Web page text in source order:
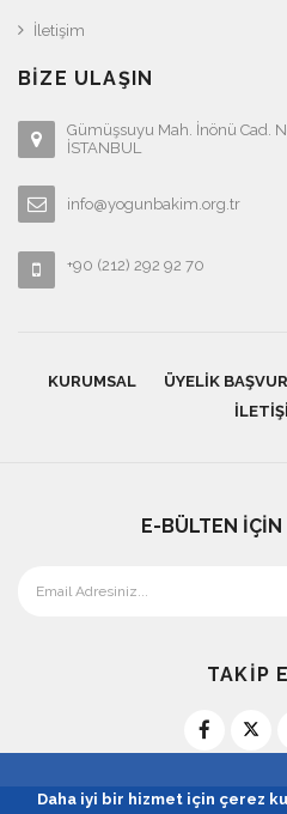
İletişim
BIZE ULAŞIN
Gümüşsuyu Mah. İnönü Cad.
İSTANBUL
info@yogunbakim.org.tr
+90 (212) 292 92 70
KURUMSAL ÜYELIK
E-BÜLTEN
TAKİP
Daha iyi bir hizmet için çerez